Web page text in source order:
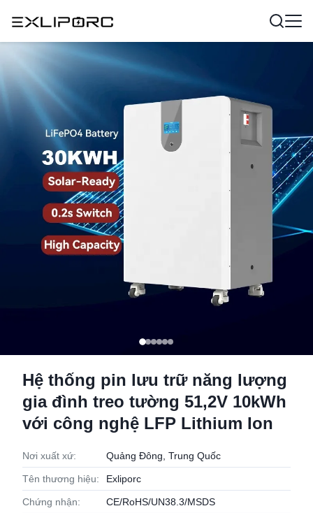
Hệ thống pin lưu trữ năng lượng
gia đình treo tường 51,2V 10kWh
với công nghệ LFP Lithium Ion
Nơi xuất xứ: Quảng Đông, Trung Quốc
Tên thương hiệu: Exliporc
Chứng nhận: CE/RoHS/UN38.3/MSDS